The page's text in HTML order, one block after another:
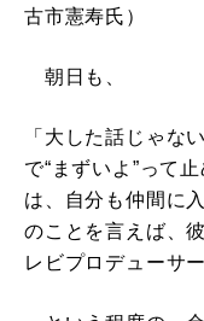
古市憲寿氏）
朝日も、
「大した話じゃな
で“まずいよ”って
は、自分も仲間に
のことを言えば、
レビプロデューサ